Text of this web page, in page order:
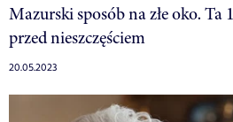
Mazurski sposób na złe oko. Ta
przed nieszczęściem
20.05.2023